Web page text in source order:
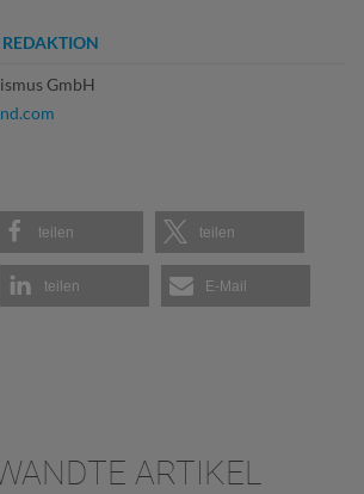
GmbH
teilen teilen
teilen E-Mail
ARTIKEL